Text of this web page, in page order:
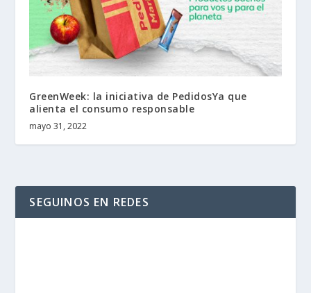
GreenWeek: la iniciativa de PedidosYa que
alienta el consumo responsable
mayo 31, 2022
SEGUINOS EN REDES